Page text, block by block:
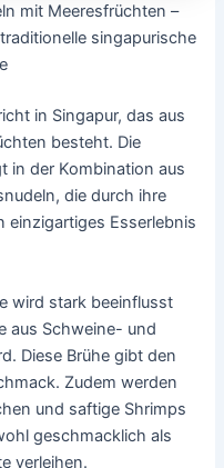
mit Meeresfrüchten –
singapurische
in Singapur, das aus
besteht. Die
in der Kombination aus
die durch ihre
einzigartiges Esserlebnis
wird stark beeinflusst
aus Schweine- und
Diese Brühe gibt den
Zudem werden
und saftige Shrimps
geschmacklich als
verleihen.